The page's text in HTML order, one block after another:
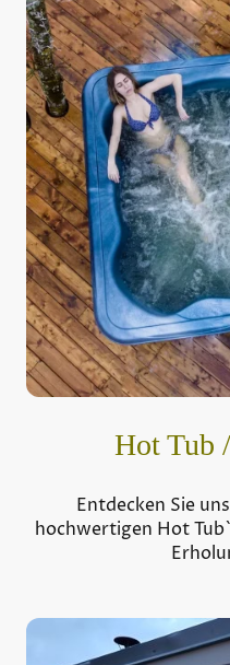
Hot Tub
Entdecken Sie
hochwertigen Hot